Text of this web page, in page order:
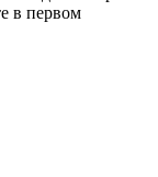
в первом